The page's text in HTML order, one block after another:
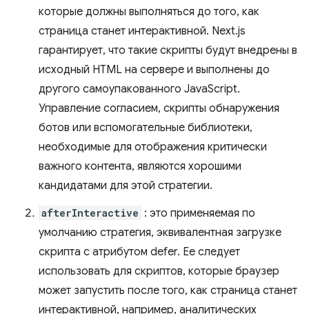
которые должны выполняться до того, как
страница станет интерактивной. Next.js
гарантирует, что такие скрипты будут внедрены в
исходный HTML на сервере и выполнены до
другого самоупакованного JavaScript.
Управление согласием, скрипты обнаружения
ботов или вспомогательные библиотеки,
необходимые для отображения критически
важного контента, являются хорошими
кандидатами для этой стратегии.
afterInteractive : это применяемая по
умолчанию стратегия, эквивалентная загрузке
скрипта с атрибутом defer. Ее следует
использовать для скриптов, которые браузер
может запустить после того, как страница станет
интерактивной, например, аналитических